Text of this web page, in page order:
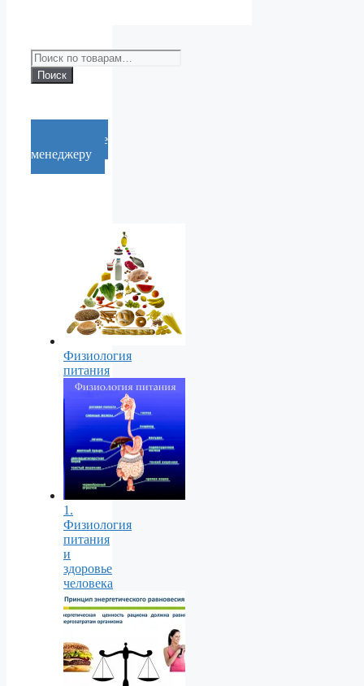
Искать:
Поиск
Cообщение
менеджеру
Физиология
питания
1.
Физиология
питания
и
здоровье
человека